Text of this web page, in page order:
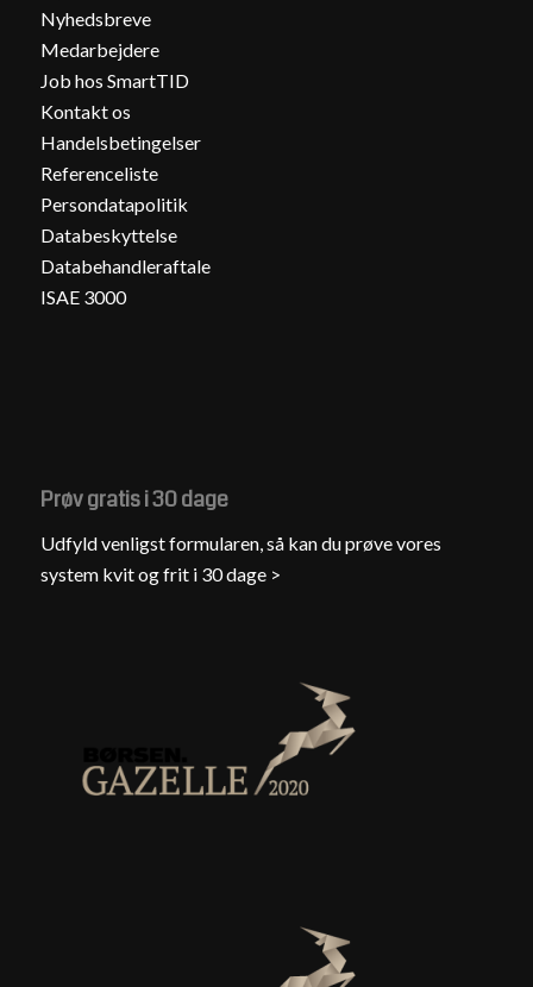
Nyhedsbreve
Medarbejdere
Job hos SmartTID
Kontakt os
Handelsbetingelser
Referenceliste
Persondatapolitik
Databeskyttelse
Databehandleraftale
ISAE 3000
Prøv gratis i 30 dage
Udfyld venligst formularen, så kan du prøve vores
system kvit og frit i 30 dage >